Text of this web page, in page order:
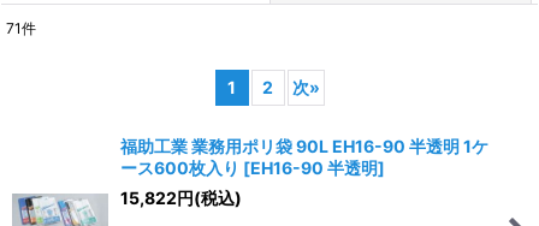
絞り込む
71件
1 2 次»
福助工業 業務用ポリ袋 90L EH16-90 半透明 1ケ
ース600枚入り [EH16-90 半透明]
15,822円(税込)